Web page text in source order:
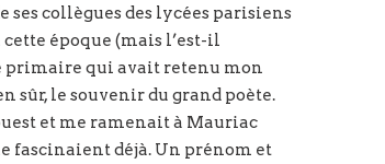
collègues des lycées parisiens
époque (mais l’est-il
primaire qui avait retenu mon
sûr, le souvenir du grand poète.
et me ramenait à Mauriac
fascinaient déjà. Un prénom et